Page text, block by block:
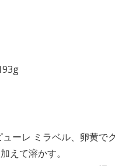
ーレ ミラベル、卵黄で
て溶かす。